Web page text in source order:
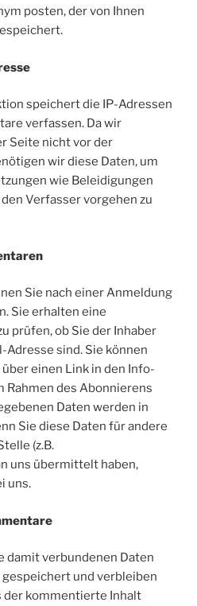
posten, der von Ihnen
speichert die IP-Adressen
verfassen. Da wir
Seite nicht vor der
wir diese Daten, um
wie Beleidigungen
Verfasser vorgehen zu
Sie nach einer Anmeldung
Sie erhalten eine
prüfen, ob Sie der Inhaber
Adresse sind. Sie können
einen Link in den Info-
Rahmen des Abonnierens
Daten werden in
Sie diese Daten für andere
(z.B.
uns übermittelt haben,
uns.
damit verbundenen Daten
gespeichert und verbleiben
der kommentierte Inhalt